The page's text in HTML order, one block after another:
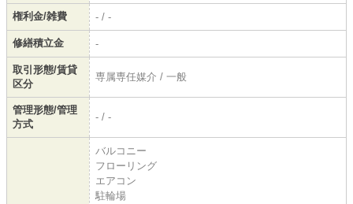
権利金/雑費 - / -
修繕積立金 -
取引形態/賃貸
区分
専属専任媒介 / 一般
管理形態/管理
方式
- / -
バルコニー
フローリング
エアコン
駐輪場